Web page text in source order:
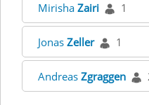
Mirisha Zairi 1
Jonas Zeller 1
Andreas Zgraggen